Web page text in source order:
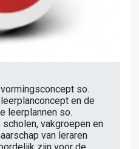
so.
en de
leerplannen so.
vakgroepen en
van leraren
zijn voor de